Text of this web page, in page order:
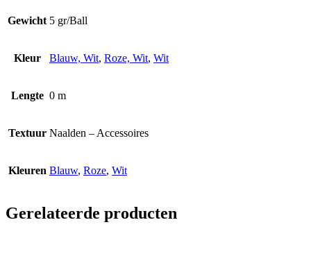
Gewicht 5 gr/Ball
Kleur Blauw, Wit, Roze, Wit, Wit
Lengte 0 m
Textuur Naalden – Accessoires
Kleuren Blauw, Roze, Wit
Gerelateerde producten